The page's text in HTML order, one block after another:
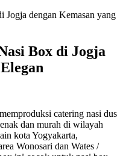
Box di Jogja
catering nasi dus
dan murah di wilayah
kota Yogyakarta,
Wonosari dan Wates /